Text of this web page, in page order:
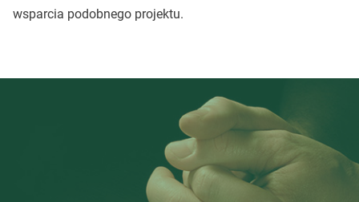
wsparcia podobnego projektu.